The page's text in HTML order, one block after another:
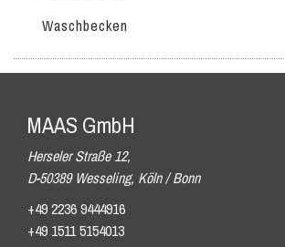
Waschbecken
MAAS GmbH
Herseler Straße 12,
D-50389 Wesseling, Köln / Bonn
+49 2236 9444916
+49 1511 5154013